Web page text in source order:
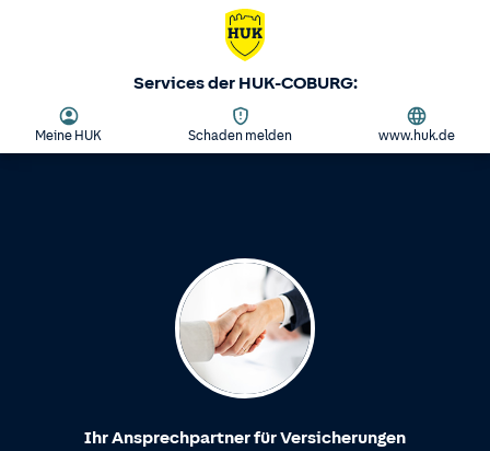
Services der HUK-COBURG:
Meine HUK Schaden melden www.huk.de
Ihr Ansprechpartner für Versicherungen